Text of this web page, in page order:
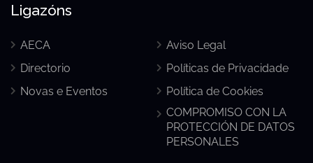
Ligazóns
AECA
Directorio
Novas e Eventos
Aviso Legal
Políticas de Privacidade
Política de Cookies
COMPROMISO CON LA
PROTECCIÓN DE DATOS
PERSONALES